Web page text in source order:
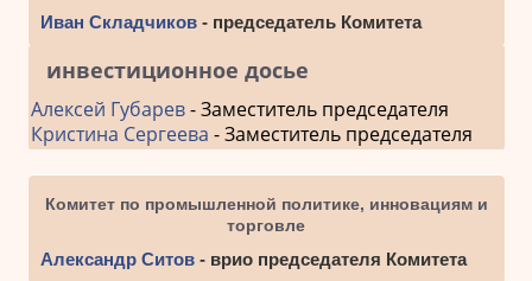
Иван Складчиков- председатель Комитета
инвестиционное досье
Алексей Губарев- Заместитель председателя
Кристина Сергеева - Заместитель председателя
Комитет по промышленной политике, инновациям и
торговле
Александр Ситов- врио председателя Комитета